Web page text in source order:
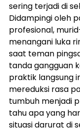
sering terjadi di
Didampingi oleh
profesional,
menangani luka
saat teman
tanda gangguan
praktik langsung
mereduksi rasa
tumbuh menjadi
tahu apa yang
situasi darurat di